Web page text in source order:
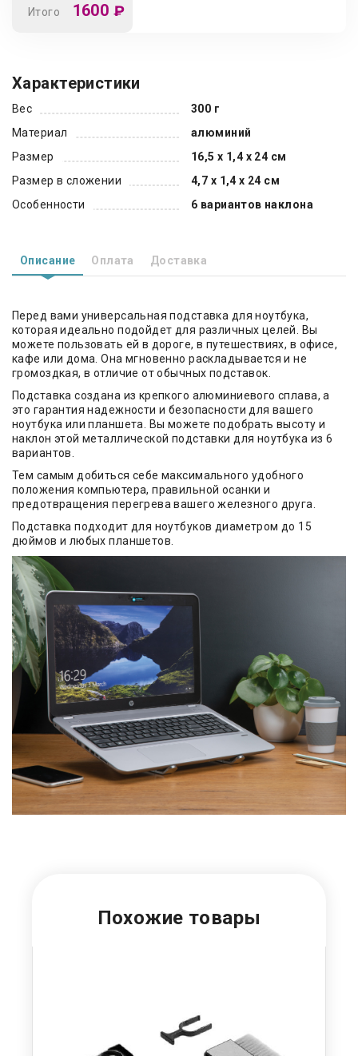
Итого 1600 ₽
Характеристики
Вес
300 г
Материал
алюминий
Размер
16,5 x 1,4 x 24 см
Размер в сложении
4,7 x 1,4 x 24 см
Особенности
6 вариантов наклона
Описание Оплата Доставка
Перед вами универсальная подставка для ноутбука,
которая идеально подойдет для различных целей. Вы
можете пользовать ей в дороге, в путешествиях, в офисе,
кафе или дома. Она мгновенно раскладывается и не
громоздкая, в отличие от обычных подставок.
Подставка создана из крепкого алюминиевого сплава, а
это гарантия надежности и безопасности для вашего
ноутбука или планшета. Вы можете подобрать высоту и
наклон этой металлической подставки для ноутбука из 6
вариантов.
Тем самым добиться себе максимального удобного
положения компьютера, правильной осанки и
предотвращения перегрева вашего железного друга.
Подставка подходит для ноутбуков диаметром до 15
дюймов и любых планшетов.
Похожие товары